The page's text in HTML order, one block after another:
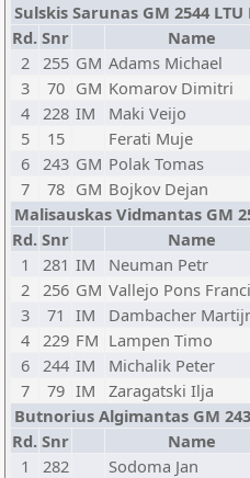
Sulskis Sarunas GM 2544 LTU
Rd. Snr Name
2 255 GM Adams Michael
3
70 GM Komarov Dimitri
4 228 IM Maki Veijo
5
15 Ferati Muje
6 243 GM Polak Tomas
7
78 GM Bojkov Dejan
Malisauskas Vidmantas GM
Rd. Snr Name
1
281 IM Neuman Petr
2 256 GM Vallejo Pons
3
71 IM Dambacher
4 229 FM Lampen Timo
6 244 IM Michalik Peter
7
79 IM Zaragatski Ilja
Butnorius Algimantas GM
Rd. Snr Name
1
282 Sodoma Jan